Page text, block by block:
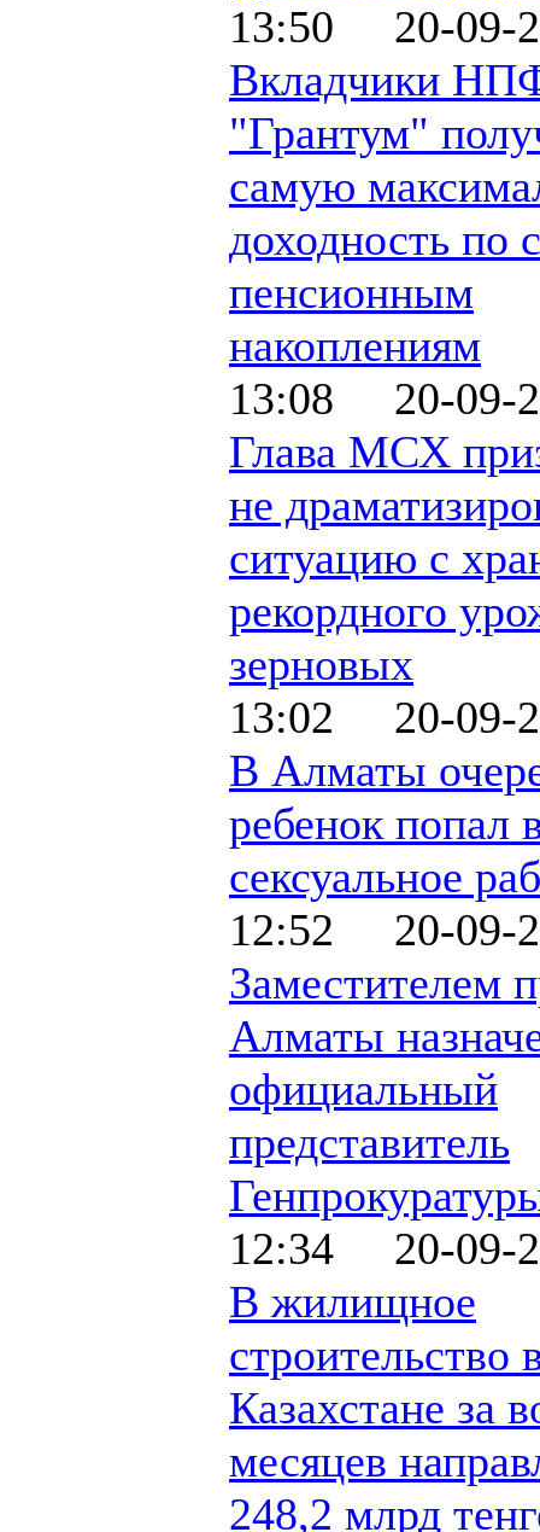
13:50 20-09-
Вкладчики
"Грантум"
самую
доходность по
пенсионным
накоплениям
13:08 20-09-
Глава МСХ
не
ситуацию с
рекордного
зерновых
13:02 20-09-
В Алматы
ребенок попал
сексуальное
12:52 20-09-
Заместителем
Алматы
официальный
представитель
12:34 20-09-
В жилищное
строительство
Казахстане за
месяцев
248,2 млрд